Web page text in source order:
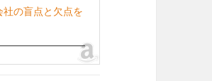
の盲点と欠点を